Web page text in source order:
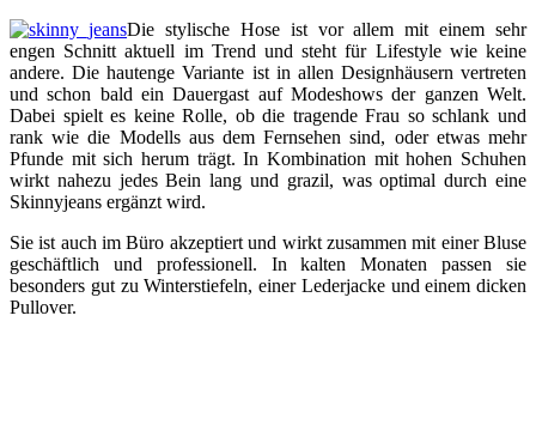
Die stylische Hose ist vor allem mit einem sehr
engen Schnitt aktuell im Trend und steht für Lifestyle wie keine
andere. Die hautenge Variante ist in allen Designhäusern vertreten
und schon bald ein Dauergast auf Modeshows der ganzen Welt.
Dabei spielt es keine Rolle, ob die tragende Frau so schlank und
rank wie die Modells aus dem Fernsehen sind, oder etwas mehr
Pfunde mit sich herum trägt. In Kombination mit hohen Schuhen
wirkt nahezu jedes Bein lang und grazil, was optimal durch eine
Skinnyjeans ergänzt wird.
Sie ist auch im Büro akzeptiert und wirkt zusammen mit einer Bluse
geschäftlich und professionell. In kalten Monaten passen sie
besonders gut zu Winterstiefeln, einer Lederjacke und einem dicken
Pullover.